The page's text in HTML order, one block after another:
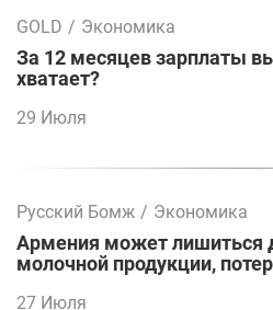
GOLD / Экономика
За 12 месяцев зарплаты
хватает?
29 Июля
Русский Бомж / Экономика
Армения может лишиться
молочной продукции,
27 Июля